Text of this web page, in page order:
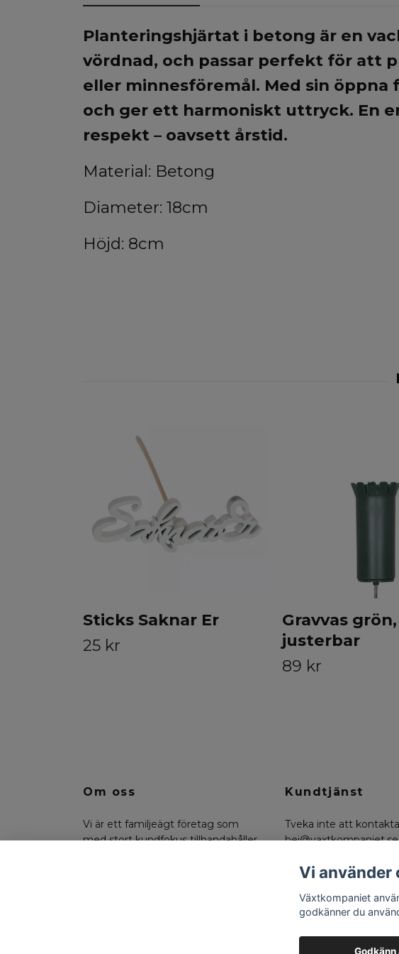
Planteringshjärtat i betong är en
vördnad, och passar perfekt för att
eller minnesföremål. Med sin
och ger ett harmoniskt uttryck. En
respekt – oavsett årstid.
Material: Betong
Diameter: 18cm
Höjd: 8cm
Sticks Saknar Er
25 kr
Gravvas grön,
justerbar
89 kr
Om oss
Vi är ett familjeägt företag som
med stort kundfokus tillhandahåller
Kundtjänst
Tveka inte att
hej@vaxtkompaniet.se
Vi använder
Växtkompaniet
godkänner du
Godkänn